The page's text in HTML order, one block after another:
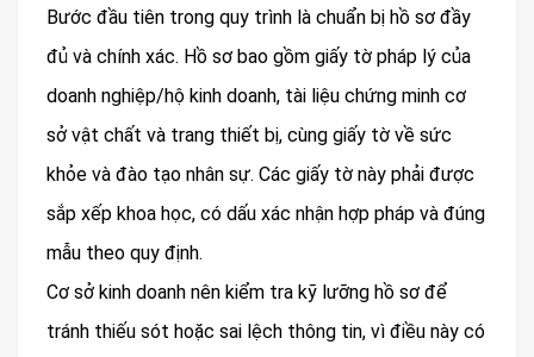
Bước đầu tiên trong quy trình là chuẩn bị hồ sơ đầy
đủ và chính xác. Hồ sơ bao gồm giấy tờ pháp lý của
doanh nghiệp/hộ kinh doanh, tài liệu chứng minh cơ
sở vật chất và trang thiết bị, cùng giấy tờ về sức
khỏe và đào tạo nhân sự. Các giấy tờ này phải được
sắp xếp khoa học, có dấu xác nhận hợp pháp và đúng
mẫu theo quy định.
Cơ sở kinh doanh nên kiểm tra kỹ lưỡng hồ sơ để
tránh thiếu sót hoặc sai lệch thông tin, vì điều này có